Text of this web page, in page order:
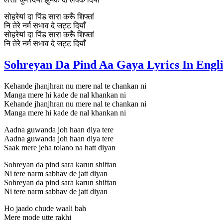
सोहरेयां दा पिंड सारा करूँ शिफ्तां
नि तेरे नर्म सभाव दे जट्ट दियाँ
सोहरेयां दा पिंड सारा करूँ शिफ्तां
नि तेरे नर्म सभाव दे जट्ट दियाँ
Sohreyan Da Pind Aa Gaya Lyrics In
Kehande jhanjhran nu mere nal te chankan ni
Manga mere hi kade de nal khankan ni
Kehande jhanjhran nu mere nal te chankan ni
Manga mere hi kade de nal khankan ni
Aadna guwanda joh haan diya tere
Aadna guwanda joh haan diya tere
Saak mere jeha tolano na hatt diyan
Sohreyan da pind sara karun shiftan
Ni tere narm sabhav de jatt diyan
Sohreyan da pind sara karun shiftan
Ni tere narm sabhav de jatt diyan
Ho jaado chude waali bah
Mere mode utte rakhi